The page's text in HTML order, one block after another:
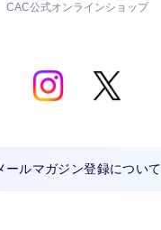
CAC公式オンラインショップ
ールマガジン登録について